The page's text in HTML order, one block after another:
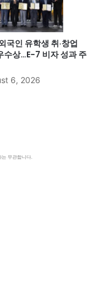
국인 유학생 취·창업
수상…E-7 비자 성과 주
6, 2026
무관합니다.